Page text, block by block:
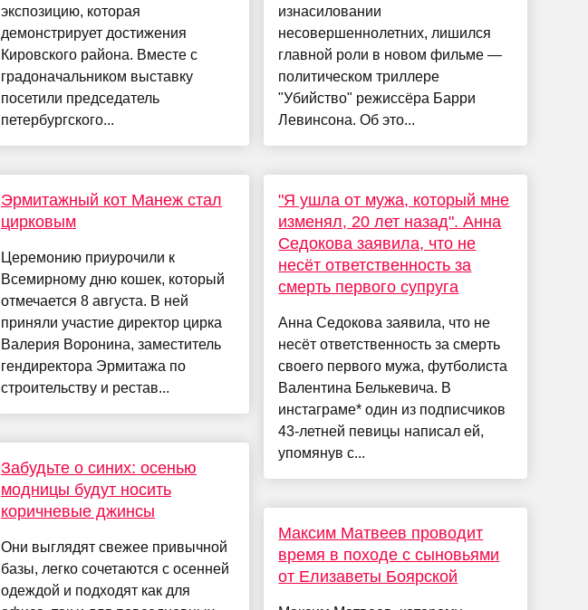
экспозицию, которая
демонстрирует достижения
Кировского района. Вместе с
градоначальником выставку
посетили председатель
петербургского...
Эрмитажный кот Манеж стал
цирковым
Церемонию приурочили к
Всемирному дню кошек, который
отмечается 8 августа. В ней
приняли участие директор цирка
Валерия Воронина, заместитель
гендиректора Эрмитажа по
строительству и рестав...
Забудьте о синих: осенью
модницы будут носить
коричневые джинсы
Они выглядят свежее привычной
базы, легко сочетаются с осенней
одеждой и подходят как для
изнасиловании
несовершеннолетних, лишился
главной роли в новом фильме —
политическом триллере
"Убийство" режиссёра Барри
Левинсона. Об это...
"Я ушла от мужа, который мне
изменял, 20 лет назад". Анна
Седокова заявила, что не
несёт ответственность за
смерть первого супруга
Анна Седокова заявила, что не
несёт ответственность за смерть
своего первого мужа, футболиста
Валентина Белькевича. В
инстаграме* один из подписчиков
43-летней певицы написал ей,
упомянув с...
Максим Матвеев проводит
время в походе с сыновьями
от Елизаветы Боярской